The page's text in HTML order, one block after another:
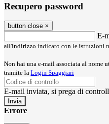
Recupero password
button close ×
E-
all'indirizzo indicato con le istruzioni
Non hai una e-mail associata al nome
tramite la Login Spaggiari
E-mail inviata, si prega di
Errore